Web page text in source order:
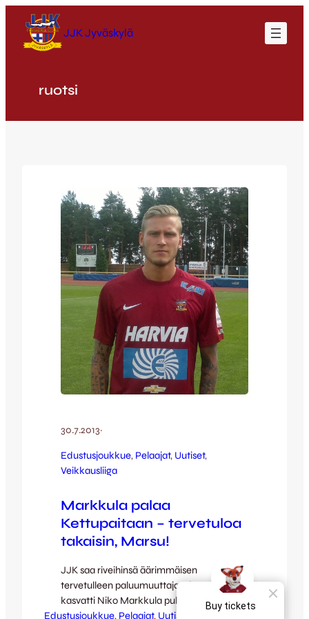
sisältöön
JJK Jyväskylä
ruotsi
30.7.2013·
Edustusjoukkue, Pelaajat, Uutiset
Veikkausliiga
Markkula palaa
Kettupaitaan – tervetuloa
takaisin, Marsu!
JJK saa riveihinsä äärimmäisen
tervetulleen paluumuuttajan, kun oma
kasvatti Niko Markkula pukee jälleen
päälleen Kettupaidan loppukauden ajaksi.
Edustusjoukkue, Pelaajat, Uutiset Veikkausliiga